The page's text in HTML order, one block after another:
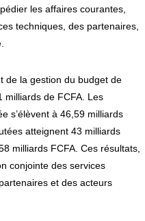
les affaires courantes,
techniques, des partenaires,
de la gestion du budget de
milliards de FCFA. Les
s’élèvent à 46,59 milliards
atteignent 43 milliards
milliards FCFA. Ces résultats,
conjointe des services
et des acteurs